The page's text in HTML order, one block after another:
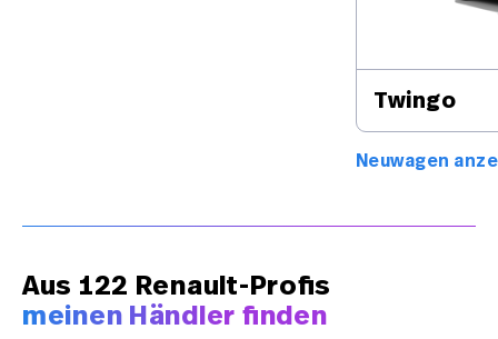
Twingo
Neuwagen
Aus 122 Renault-Profis
meinen Händler finden